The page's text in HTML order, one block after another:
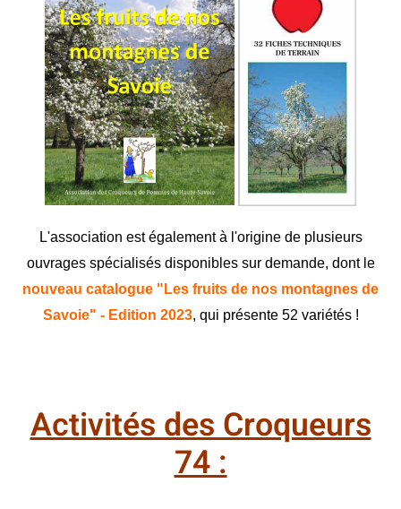
L'association est également à l'origine de plusieurs
ouvrages spécialisés disponibles sur demande, dont le
nouveau catalogue "Les fruits de nos montagnes de
Savoie" - Edition 2023, qui présente 52 variétés !
Activités des Croqueurs
74 :